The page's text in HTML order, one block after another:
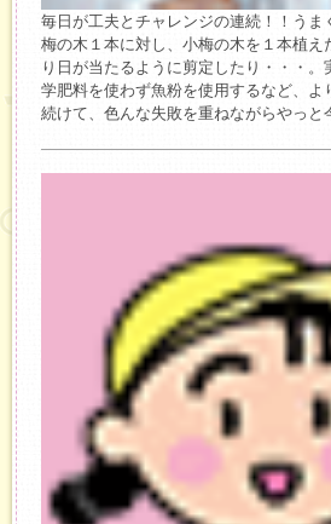
毎日が工夫とチャレンジの連続！！うま
梅の木１本に対し、小梅の木を１本植え
り日が当たるように剪定したり・・・
学肥料を使わず魚粉を使用するなど、よ
続けて、色んな失敗を重ねながらやっと